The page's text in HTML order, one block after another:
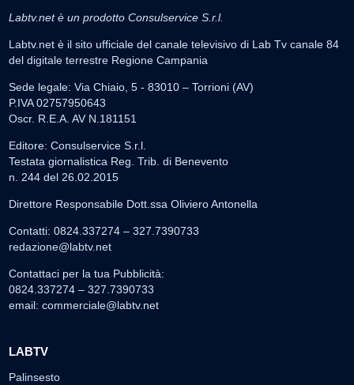
Labtv.net è un prodotto Consulservice S.r.l.
Labtv.net è il sito ufficiale del canale televisivo di Lab Tv canale 84
del digitale terrestre Regione Campania
Sede legale: Via Chiaio, 5 - 83010 – Torrioni (AV)
P.IVA 02757950643
Oscr. R.E.A. AV N.181151
Editore: Consulservice S.r.l.
Testata giornalistica Reg. Trib. di Benevento
n. 244 del 26.02.2015
Direttore Responsabile Dott.ssa Oliviero Antonella
Contatti: 0824.337274 – 327.7390733
redazione@labtv.net
Contattaci per la tua Pubblicità:
0824.337274 – 327.7390733
email: commerciale@labtv.net
LABTV
Palinsesto